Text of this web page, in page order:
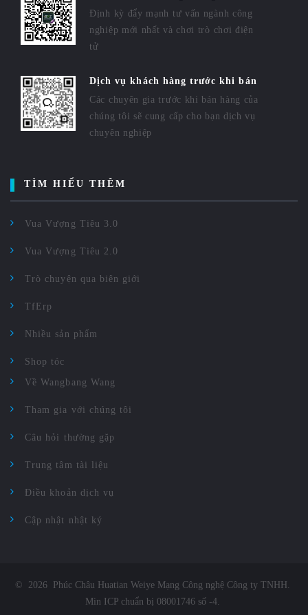
Định kỳ đẩy mạnh tư vấn ngành công
nghiệp mới nhất và chơi trò chơi điện
tử
Dịch vụ khách hàng trước khi bán
Các chuyên gia trước khi bán hàng của
chúng tôi sẽ cung cấp cho bạn dịch vụ
chuyên nghiệp
TÌM HIỂU THÊM
Vua Vượng Tiêu 3.0
Vua Vượng Tiêu 2.0
Trò chuyện qua biên giới
TfErp
Nhiều sản phẩm
Shop tóc
Về Wangbang Wang
Tham gia với chúng tôi
Câu hỏi thường gặp
Trung tâm tài liệu
Điều khoản dịch vụ
Cập nhật nhật ký
© 2026 Phúc Châu Huatian Weiye Mạng Công nghệ Công ty TNHH .
Min ICP chuẩn bị 08001746 số -4.